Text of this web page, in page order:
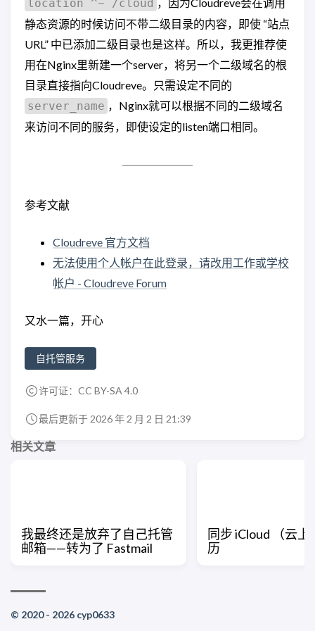
location ^~ /cloud
静态资源的时候访问不带二级目录的内容，即使 “站点
URL” 中已添加二级目录也是这样。所以，我更推荐使
用在Nginx里新建一个server，将另一个二级域名的根
目录直接指向Cloudreve。只需设定不同的
server_name ，Nginx就可以根据不同的二级域名
来访问不同的服务，即使设定的listen端口相同。
参考文献
Cloudreve 官方文档
无法使用个人帐户在此登录，请改用工作或学校
帐户 - Cloudreve Forum
又水一篇，开心
自托管服务
许可证： CC BY-SA 4.0
最后更新于 2026 年 2 月 2 日 21:39
相关文章
我最终还是放弃了自己托管
邮箱——转为了 Fastmail
同步 iCloud （云
历
© 2020 - 2026 cyp0633